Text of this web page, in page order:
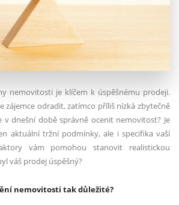
nemovitosti je klíčem k úspěšnému prodeji.
zájemce odradit, zatímco příliš nízká zbytečně
v dnešní době správně ocenit nemovitost? Je
aktuální tržní podmínky, ale i specifika vaší
vám pomohou stanovit realistickou
váš prodej úspěšný?
nemovitosti tak důležité?